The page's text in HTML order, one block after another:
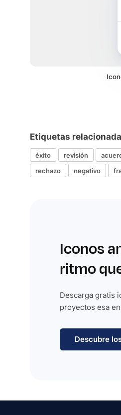
Etiquetas
éxito revisión
rechazo
negativo
Iconos
ritmo
Descarga gratis
proyectos esa
Descubre